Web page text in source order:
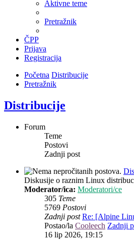
Aktivne teme
Pretražnik
ČPP
Prijava
Registracija
Početna Distribucije
Pretražnik
Distribucije
Forum
Teme
Postovi
Zadnji post
Diskusije o raznim Linux
Moderator/ica: Moderatori/ce
305 Teme
5769 Postovi
Zadnji post Re: [Alpine
Postao/la Cooleech Zadnji
16 lip 2026, 19:15